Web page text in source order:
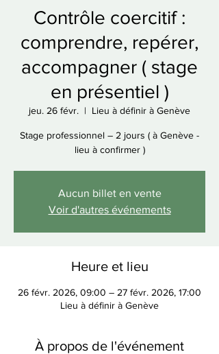
Contrôle coercitif :
comprendre, repérer,
accompagner ( stage
en présentiel )
jeu. 26 févr.
  |
Lieu à définir à Genève
Stage professionnel – 2 jours ( à Genève -
lieu à confirmer )
Aucun billet en vente
Voir d'autres événements
Heure et lieu
26 févr. 2026, 09:00 – 27 févr. 2026, 17:00
Lieu à définir à Genève
À propos de l'événement